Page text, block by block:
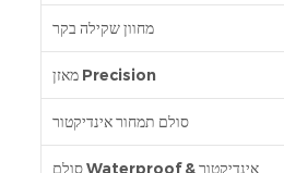
מחוון שקילה בקר
מאזן Precision
סולם תמחור אינדיקטור
סולם Waterproof & אינדיקטור